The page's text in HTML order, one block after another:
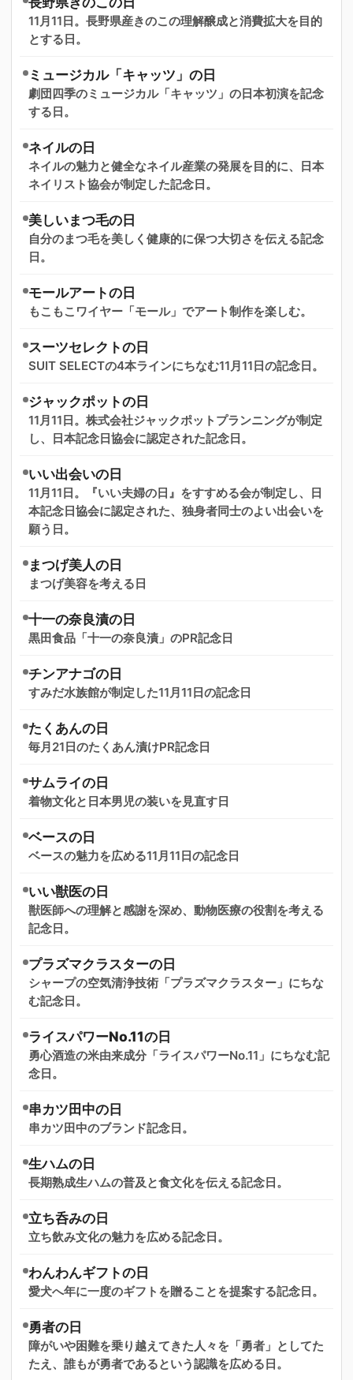
11月11日。長野県産きのこの理解醸成と消費拡大を目的
とする日。
ミュージカル「キャッツ」の日
劇団四季のミュージカル「キャッツ」の日本初演を記念
する日。
ネイルの日
ネイルの魅力と健全なネイル産業の発展を目的に、日本
ネイリスト協会が制定した記念日。
美しいまつ毛の日
自分のまつ毛を美しく健康的に保つ大切さを伝える記念
日。
モールアートの日
もこもこワイヤー「モール」でアート制作を楽しむ。
スーツセレクトの日
SUIT SELECTの4本ラインにちなむ11月11日の記念日。
ジャックポットの日
11月11日。株式会社ジャックポットプランニングが制定
し、日本記念日協会に認定された記念日。
いい出会いの日
11月11日。『いい夫婦の日』をすすめる会が制定し、日
本記念日協会に認定された、独身者同士のよい出会いを
願う日。
まつげ美人の日
まつげ美容を考える日
十一の奈良漬の日
黒田食品「十一の奈良漬」のPR記念日
チンアナゴの日
すみだ水族館が制定した11月11日の記念日
たくあんの日
毎月21日のたくあん漬けPR記念日
サムライの日
着物文化と日本男児の装いを見直す日
ベースの日
ベースの魅力を広める11月11日の記念日
いい獣医の日
獣医師への理解と感謝を深め、動物医療の役割を考える
記念日。
プラズマクラスターの日
シャープの空気清浄技術「プラズマクラスター」にちな
む記念日。
ライスパワーNo.11の日
勇心酒造の米由来成分「ライスパワーNo.11」にちなむ記
念日。
串カツ田中の日
串カツ田中のブランド記念日。
生ハムの日
長期熟成生ハムの普及と食文化を伝える記念日。
立ち呑みの日
立ち飲み文化の魅力を広める記念日。
わんわんギフトの日
愛犬へ年に一度のギフトを贈ることを提案する記念日。
勇者の日
障がいや困難を乗り越えてきた人々を「勇者」としてた
たえ、誰もが勇者であるという認識を広める日。